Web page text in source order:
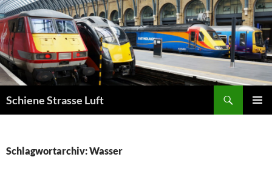
Zum
Inhalt
springen
Schiene Strasse Luft
Schlagwortarchiv: Wasser